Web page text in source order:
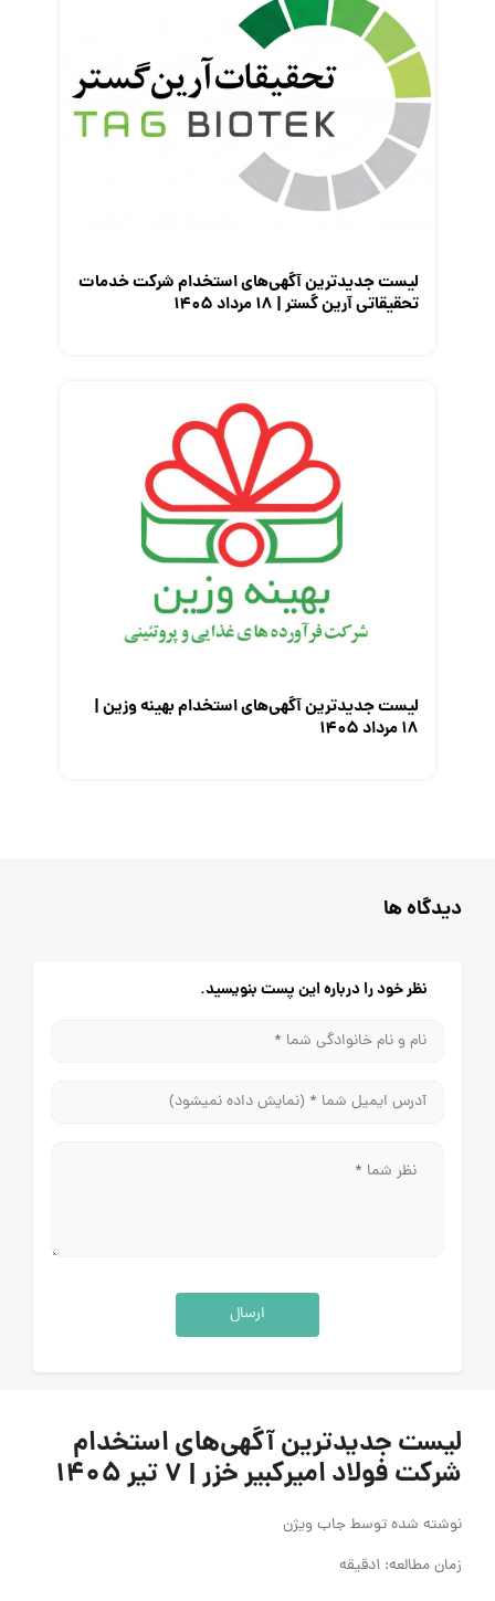
لیست جدیدترین آگهی‌های استخدام شرکت خدمات
تحقیقاتی آرین گستر | ۱۸ مرداد ۱۴۰۵
لیست جدیدترین آگهی‌های استخدام بهینه وزین |
۱۸ مرداد ۱۴۰۵
دیدگاه ها
نظر خود را درباره این پست بنویسید.
ارسال
لیست جدیدترین آگهی‌های استخدام
شرکت فولاد امیرکبیر خزر | ۷ تیر ۱۴۰۵
نوشته شده توسطجاب ویژن
زمان مطالعه: 1دقیقه